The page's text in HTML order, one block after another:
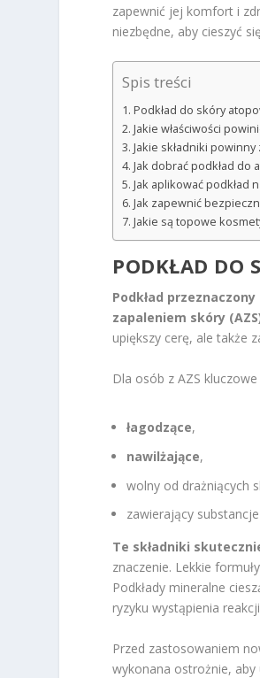
zapewnić jej komfort i
niezbędne, aby cieszyć
Spis treści
Podkład do skóry
Jakie właściwości
Jakie składniki
Jak dobrać podkład do
Jak aplikować podkład
Jak zapewnić
Jakie są topowe
PODKŁAD DO
Podkład
zapaleniem skóry
upiększy cerę, ale także
Dla osób z AZS
łagodzące,
nawilżające,
wolny od drażniących
zawierający
Te składniki
znaczenie. Lekkie
Podkłady mineralne
ryzyku wystąpienia
Przed zastosowaniem
wykonana ostrożnie,